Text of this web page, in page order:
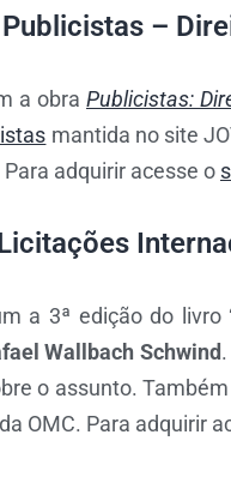
–
a obra Publicistas:
mantida no site
adquirir acesse o
a 3ª edição do
Wallbach Schwind.
o assunto.
OMC. Para adquirir